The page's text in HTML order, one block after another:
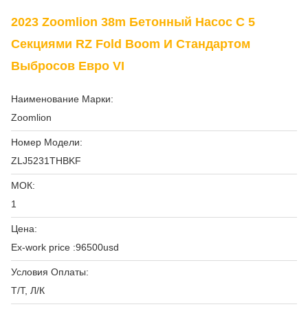
2023 Zoomlion 38m Бетонный Насос С 5
Секциями RZ Fold Boom И Стандартом
Выбросов Евро VI
Наименование Марки:
Zoomlion
Номер Модели:
ZLJ5231THBKF
МОК:
1
Цена:
Ex-work price :96500usd
Условия Оплаты:
Т/Т, Л/К